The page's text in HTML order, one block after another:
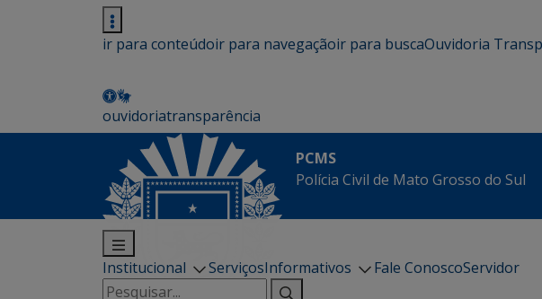
ir para conteúdoir para navegaçãoir para buscaOuvidoria
ouvidoriatransparência
PCMS
Polícia Civil de Mato Grosso do Sul
Institucional ServiçosInformativos Fale ConoscoServidor
Pesquisar